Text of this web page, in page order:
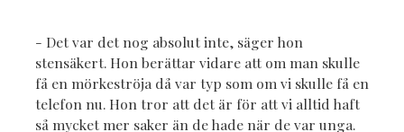
- Det var det nog absolut inte, säger hon
stensäkert. Hon berättar vidare att om man skulle
få en mörkeströja då var typ som om vi skulle få en
telefon nu. Hon tror att det är för att vi alltid haft
så mycket mer saker än de hade när de var unga.